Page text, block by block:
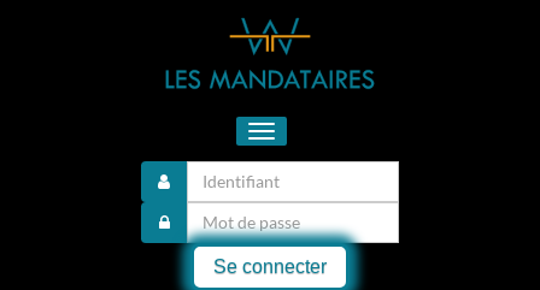
Toggle
navigation
Se connecter